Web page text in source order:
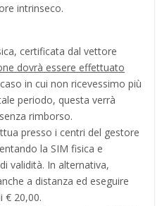
intrinseco.
certificata dal vettore
dovrà essere effettuato
in cui non ricevessimo più
periodo, questa verrà
rimborso.
presso i centri del gestore
la SIM fisica e
validità. In alternativa,
a distanza ed eseguire
€ 20,00.